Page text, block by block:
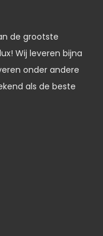
de grootste
Wij leveren bijna
onder andere
als de beste